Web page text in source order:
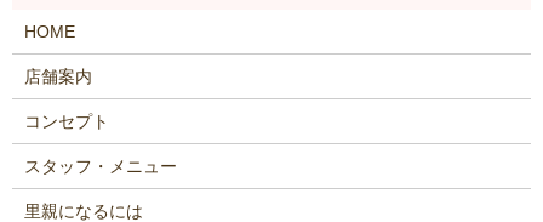
HOME
店舗案内
コンセプト
スタッフ・メニュー
里親になるには